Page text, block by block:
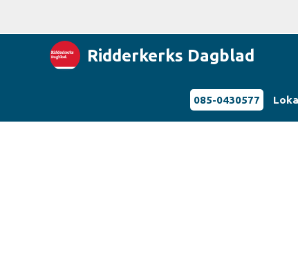
Ridderkerks Dagblad
085-0430577